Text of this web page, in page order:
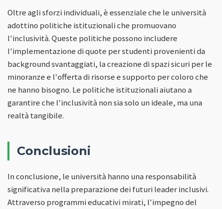
Oltre agli sforzi individuali, è essenziale che le università
adottino politiche istituzionali che promuovano
l'inclusività. Queste politiche possono includere
l'implementazione di quote per studenti provenienti da
background svantaggiati, la creazione di spazi sicuri per le
minoranze e l'offerta di risorse e supporto per coloro che
ne hanno bisogno. Le politiche istituzionali aiutano a
garantire che l'inclusività non sia solo un ideale, ma una
realtà tangibile.
Conclusioni
In conclusione, le università hanno una responsabilità
significativa nella preparazione dei futuri leader inclusivi.
Attraverso programmi educativi mirati, l'impegno del